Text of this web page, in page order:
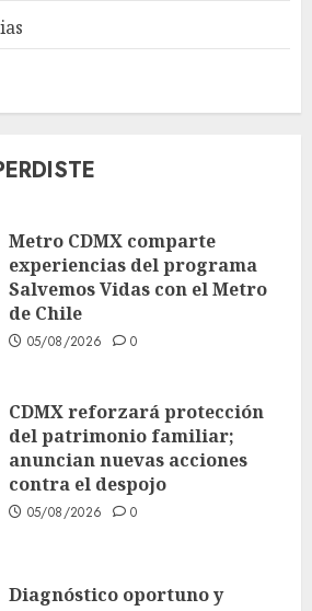
Metro CDMX comparte
experiencias del programa
Salvemos Vidas con el Metro
de Chile
05/08/2026 0
CDMX reforzará protección
del patrimonio familiar;
anuncian nuevas acciones
contra el despojo
05/08/2026 0
Diagnóstico oportuno y